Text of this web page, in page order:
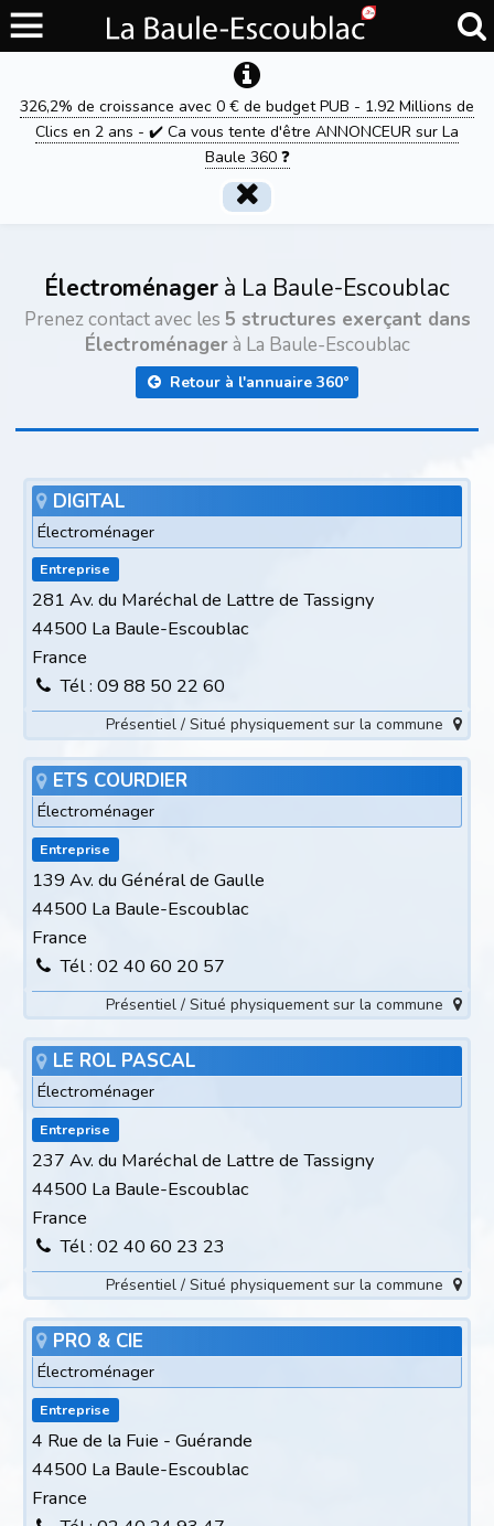
326,2% de croissance avec 0 € de budget PUB - 1.92 Millions de
Clics en 2 ans - ✔️ Ca vous tente d'être ANNONCEUR sur La
Baule 360 ❓
Électroménager à La Baule-Escoublac
Prenez contact avec les 5 structures exerçant dans
Électroménagerà La Baule-Escoublac
Retour à l'annuaire 360°
DIGITAL
Électroménager
Entreprise
281 Av. du Maréchal de Lattre de Tassigny
44500 La Baule-Escoublac
France
Tél : 09 88 50 22 60
Présentiel / Situé physiquement sur la commune
ETS COURDIER
Électroménager
Entreprise
139 Av. du Général de Gaulle
44500 La Baule-Escoublac
France
Tél : 02 40 60 20 57
Présentiel / Situé physiquement sur la commune
LE ROL PASCAL
Électroménager
Entreprise
237 Av. du Maréchal de Lattre de Tassigny
44500 La Baule-Escoublac
France
Tél : 02 40 60 23 23
Présentiel / Situé physiquement sur la commune
PRO & CIE
Électroménager
Entreprise
4 Rue de la Fuie - Guérande
44500 La Baule-Escoublac
France